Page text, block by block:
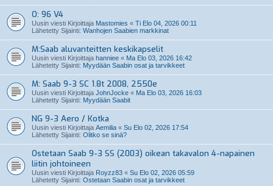
O: 96 V4
Uusin viesti Kirjoittaja Mastomies « Ti Elo 04, 2026 00:11
Lähetetty Sijainti: Wanhojen Saabien markkinat
M:Saab aluvanteitten keskikapselit
Uusin viesti Kirjoittaja hanniee « Ma Elo 03, 2026 16:42
Lähetetty Sijainti: Myydään Saabin osat ja tarvikkeet
M: Saab 9-3 SC 1.8t 2008, 2550e
Uusin viesti Kirjoittaja JohnJocke « Ma Elo 03, 2026 16:03
Lähetetty Sijainti: Myydään Saabit
NG 9-3 Aero / Kotka
Uusin viesti Kirjoittaja Aemilia « Su Elo 02, 2026 17:54
Lähetetty Sijainti: Olitko se sinä?
Ostetaan Saab 9-3 SS (2003) oikean takavalon 4-napainen
liitin johtoineen
Uusin viesti Kirjoittaja Royzz83 « Su Elo 02, 2026 05:59
Lähetetty Sijainti: Ostetaan Saabin osat ja tarvikkeet